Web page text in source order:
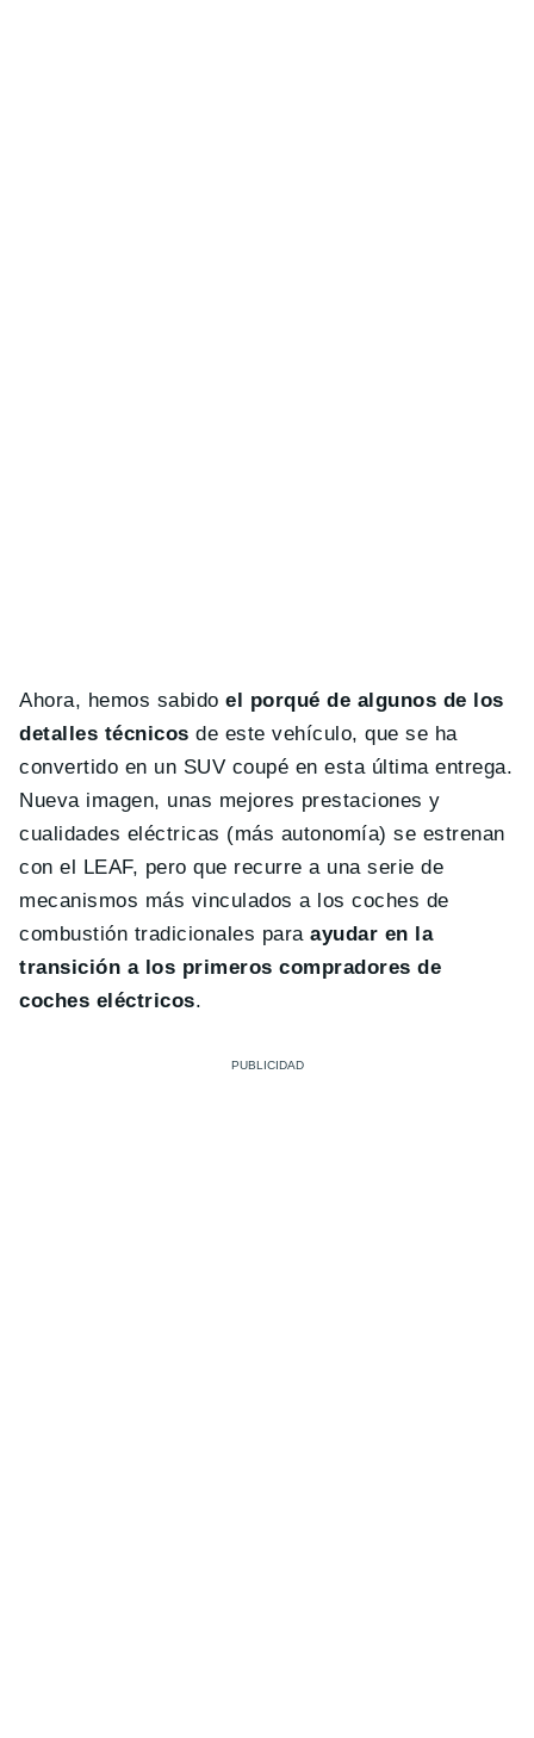
Ahora, hemos sabidoel porqué de algunos de los
detalles técnicos de este vehículo, que se ha
convertido en un SUV coupé en esta última entrega.
Nueva imagen, unas mejores prestaciones y
cualidades eléctricas (más autonomía) se estrenan
con el LEAF, pero que recurre a una serie de
mecanismos más vinculados a los coches de
combustión tradicionales paraayudar en la
transición a los primeros compradores de
coches eléctricos.